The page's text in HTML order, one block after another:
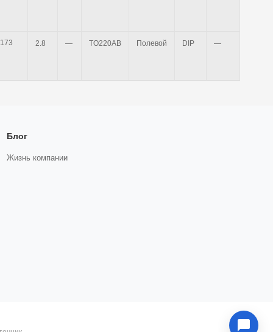
2.8 — TO220AB Полевой DIP —
Блог
Жизнь компании